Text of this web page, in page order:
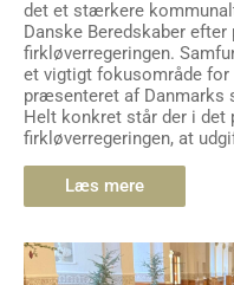
det et stærkere
Danske Beredskaber
firkløverregeringen.
et vigtigt fokusområde for
præsenteret af Danmarks
Helt konkret står der i det
firkløverregeringen, at
Læs mere